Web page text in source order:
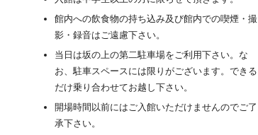
館内への飲食物の持ち込み及び館内での喫煙・撮
影・録音はご遠慮下さい。
当日は坂の上の第二駐車場をご利用下さい。な
お、駐車スペースには限りがございます。できる
だけ乗り合わせてお越し下さい。
開場時間以前にはご入館いただけませんのでご了
承下さい。